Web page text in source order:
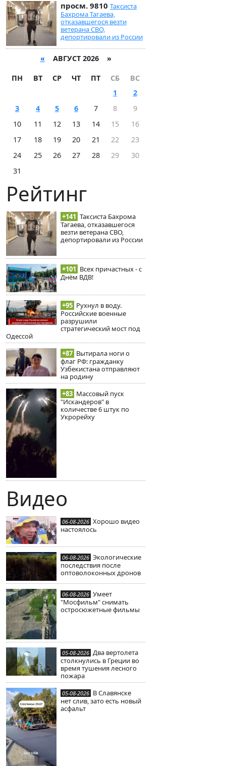
просм. 9810 Таксиста
Бахрома Тагаева,
отказавшегося везти
ветерана СВО,
депортировали из России
« АВГУСТ 2026 »
ПН ВТ СР ЧТ ПТ СБ
ВС
1
2
3
4 5 6 7 8
9
10
11 12 13 14 15
16
17
18 19 20 21 22
23
24
25 26 27 28 29
30
31
Рейтинг
+141 Таксиста Бахрома
Тагаева, отказавшегося
везти ветерана СВО,
депортировали из России
+101 Всех причастных - с
Днём ВДВ!
+95 Рухнул в воду.
Российские военные
разрушили
стратегический мост под
Одессой
+87 Вытирала ноги о
флаг РФ: гражданку
Узбекистана отправляют
на родину
+83 Массовый пуск
"Искандеров" в
количестве 6 штук по
Укрорейху
Видео
06-08-2026 Хорошо видео
настоялось
06-08-2026 Экологические
последствия после
оптоволоконных дронов
06-08-2026 Умеет
"Мосфильм" снимать
остросюжетные фильмы
05-08-2026 Два вертолета
столкнулись в Греции во
время тушения лесного
пожара
05-08-2026 В Славянске
нет слив, зато есть новый
асфальт